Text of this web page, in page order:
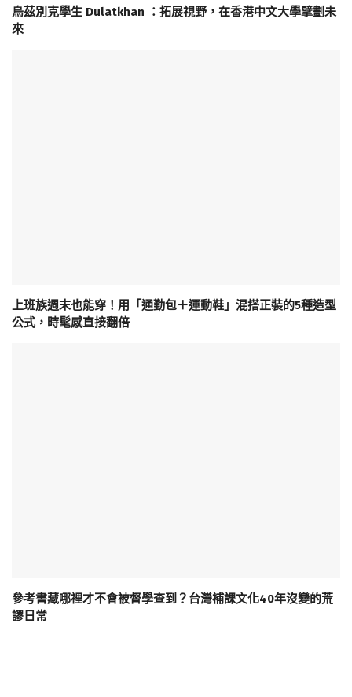
烏茲別克學生 Dulatkhan ：拓展視野，在香港中文大學擘劃未
來
上班族週末也能穿！用「通勤包＋運動鞋」混搭正裝的5種造型
公式，時髦感直接翻倍
參考書藏哪裡才不會被督學查到？台灣補課文化40年沒變的荒
謬日常